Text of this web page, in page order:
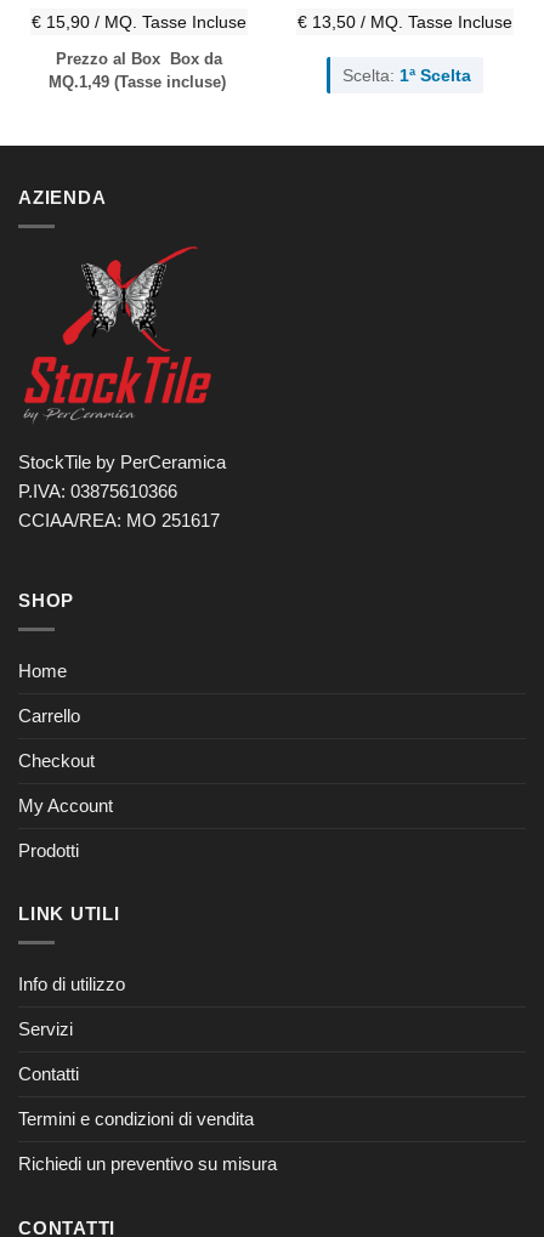
€ 15,90 / MQ. Tasse Incluse
Prezzo al Box
Box da
MQ.1,49 (Tasse incluse)
€ 13,50 / MQ. Tasse Incluse
Scelta: 1ª Scelta
AZIENDA
StockTile by PerCeramica
P.IVA: 03875610366
CCIAA/REA: MO 251617
SHOP
Home
Carrello
Checkout
My Account
Prodotti
LINK UTILI
Info di utilizzo
Servizi
Contatti
Termini e condizioni di vendita
Richiedi un preventivo su misura
CONTATTI